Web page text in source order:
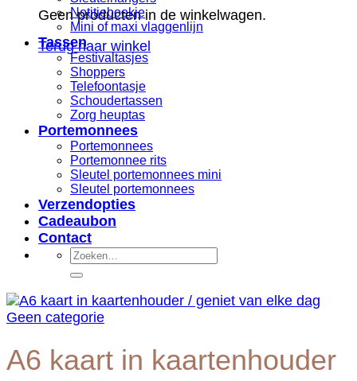
Geen producten in de winkelwagen.
Terug naar winkel
Notitieboekje
Mini of maxi vlaggenlijn
Tassen
Festivaltasjes
Shoppers
Telefoontasje
Schoudertassen
Zorg heuptas
Portemonnees
Portemonnees
Portemonnee rits
Sleutel portemonnees mini
Sleutel portemonnees
Verzendopties
Cadeaubon
Contact
Zoeken
naar:
Geen categorie
A6 kaart in kaartenhouder